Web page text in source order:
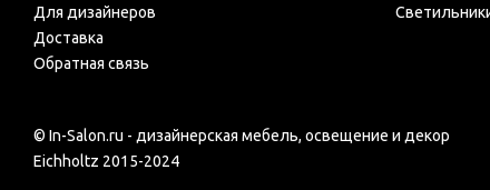
Для дизайнеров
Доставка
Обратная связь
© In-Salon.ru - дизайнерская мебель, освещение и декор
Eichholtz 2015-2024